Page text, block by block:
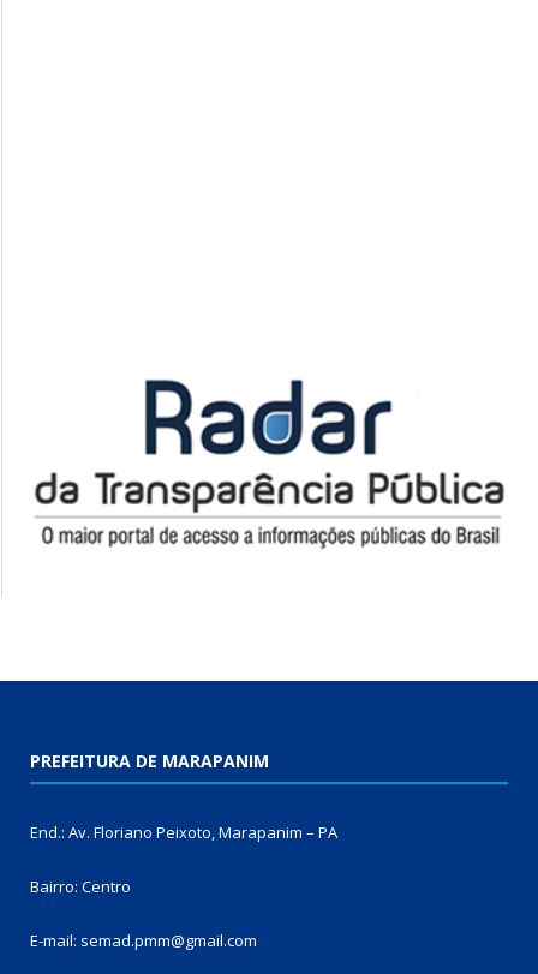
PREFEITURA DE MARAPANIM
End.: Av. Floriano Peixoto, Marapanim – PA
Bairro: Centro
E-mail: semad.pmm@gmail.com